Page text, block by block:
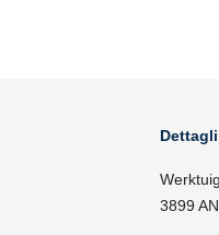
3899